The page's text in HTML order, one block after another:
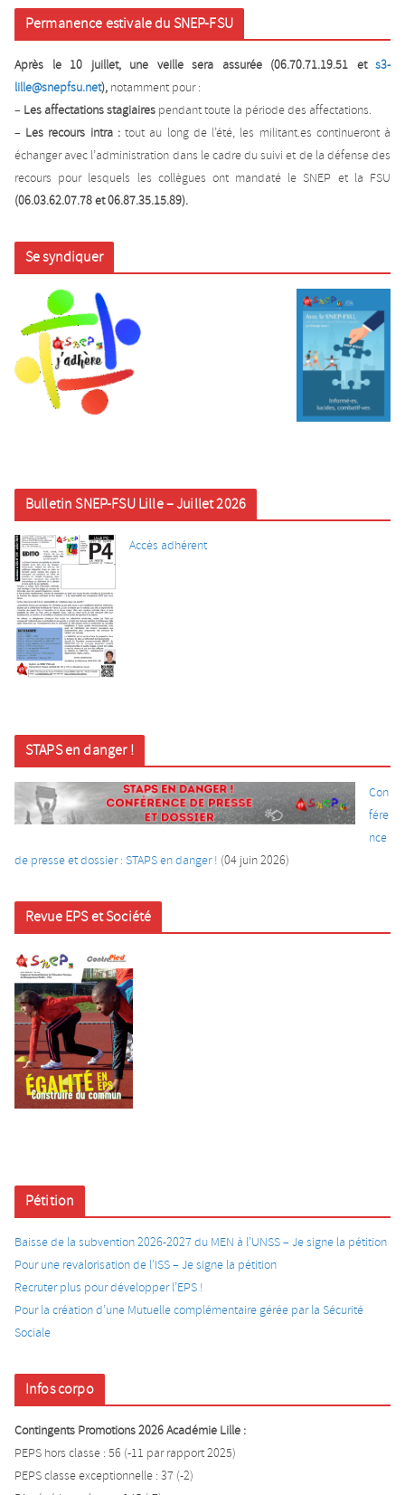
Permanence estivale du SNEP-FSU
Après le 10 juillet, une veille sera assurée (06.70.71.19.51 et s3-
lille@snepfsu.net), notamment pour :
– Les affectations stagiaires pendant toute la période des affectations.
– Les recours intra :tout au long de l’été, les militant.es continueront à
échanger avec l’administration dans le cadre du suivi et de la défense des
recours pour lesquels les collègues ont mandaté le SNEP et la FSU
(06.03.62.07.78 et 06.87.35.15.89).
Se syndiquer
Bulletin SNEP-FSU Lille – Juillet 2026
Accès adhérent
STAPS en danger !
Con
fére
nce
de presse et dossier : STAPS en danger ! (04 juin2026)
Revue EPS et Société
Pétition
Baisse de la subvention 2026-2027 du MEN à l’UNSS – Je signe la pétition
Pour une revalorisation de l’ISS – Je signe la pétition
Recruter plus pour développer l’EPS !
Pour la création d’une Mutuelle complémentaire gérée par la Sécurité
Sociale
Infos corpo
Contingents Promotions 2026 Académie Lille :
PEPS hors classe : 56 (-11 par rapport 2025)
PEPS classe exceptionnelle : 37 (-2)